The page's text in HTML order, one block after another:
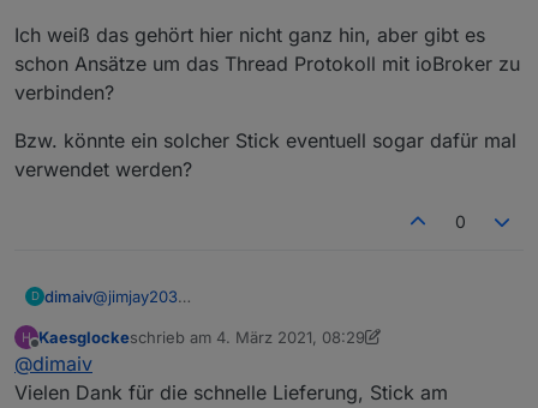
nutzen zu können?
Würde mir gerne einen Stick
diesen oder doch den CC2538 +
CC1352P2_CC2652P_launchpad_coor
dinator_20210120.zipist die richtige.
Flashen musst du nicht. Der Stick
kommt einsatzbereit.
Die Reichweite ist "gefühlt" noch
Der CC2538 + CC2592 war aber auch
Ich weiß das gehört hier nicht ganz hin, aber gibt es
schon Ansätze um das Thread Protokoll mit ioBroker zu
verbinden?
Bzw. könnte ein solcher Stick eventuell sogar dafür mal
verwendet werden?
0
D dimaiv@jimjay203
Offline
Kaesglockeschrieb am 4. März 2021, 08:29
zuletzt editiert von Kaesglocke3. Apr. 2021, 09:29
@dimaiv
Vielen Dank für die schnelle Lieferung, Stick am